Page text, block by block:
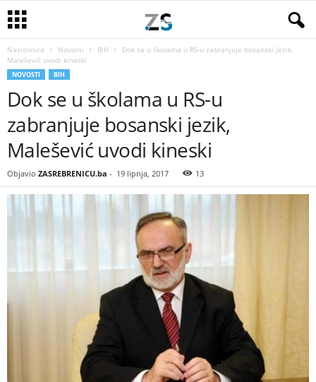
Naslovnica Novosti BiH
Dok se u školama u RS-u zabranjuje bosanski jezik,
Malešević uvodi kineski
NOVOSTI BIH
Dok se u školama u RS-u
zabranjuje bosanski jezik,
Malešević uvodi kineski
Objavio ZASREBRENICU.ba - 19 lipnja, 2017 13